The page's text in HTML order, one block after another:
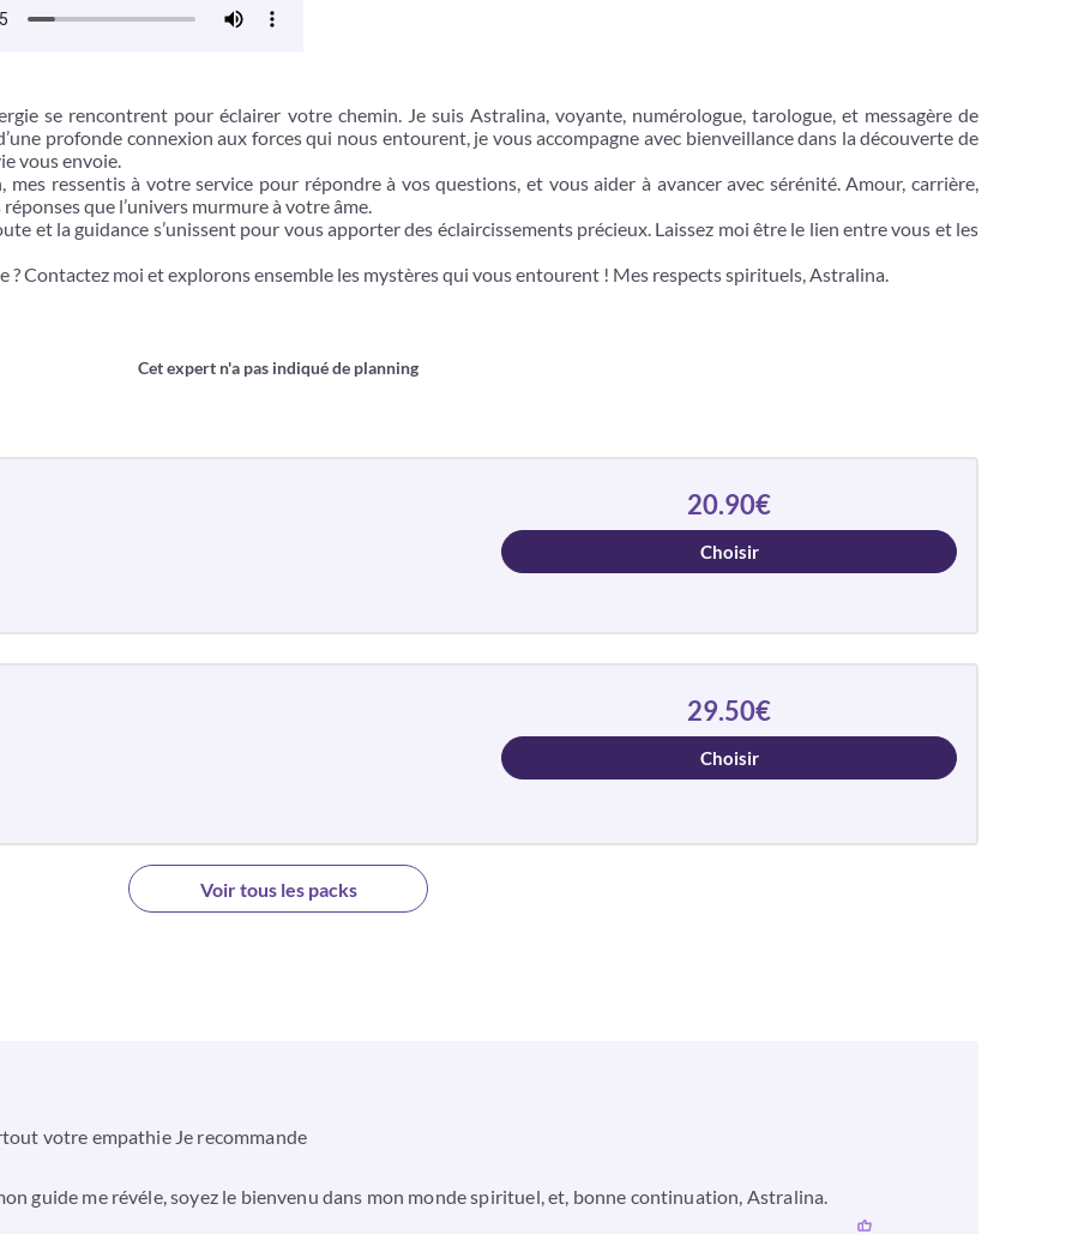
se rencontrent pour éclairer votre chemin. Je suis Astralina, voyante, numérologue, tarologue, et messagère de
profonde connexion aux forces qui nous entourent, je vous accompagne avec bienveillance dans la découverte de
vous envoie.
ressentis à votre service pour répondre à vos questions, et vous aider à avancer avec sérénité. Amour, carrière,
que l’univers murmure à votre âme.
et la guidance s’unissent pour vous apporter des éclaircissements précieux. Laissez moi être le lien entre vous et les
Contactez moi et explorons ensemble les mystères qui vous entourent ! Mes respects spirituels, Astralina.
Cet expert n'a pas indiqué de planning
20.90€
Choisir
29.50€
Choisir
Voir tous les packs
votre empathie Je recommande
guide me révéle, soyez le bienvenu dans mon monde spirituel, et, bonne continuation, Astralina.